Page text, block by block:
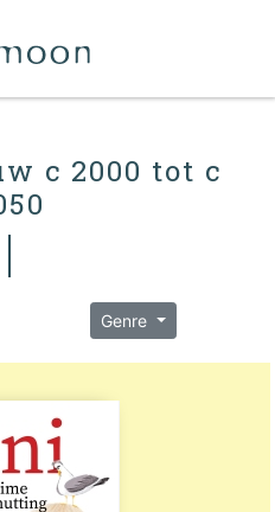
c 2000 tot c
Genre